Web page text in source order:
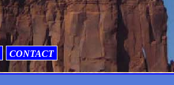
CONTACT